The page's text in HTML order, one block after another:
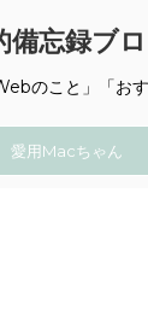
備忘録ブ
のこと」「お
愛用Macちゃん